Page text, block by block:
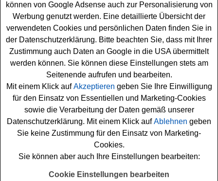
Wer gern einen schönenUrlaub gewinnenmöchte, sollte
bei diesem kostenlosen We are Travel Gewinnspiel zu
Ostern mitmachen. We are Travel verlost einen 6-tägigen
Erholungs- und Natururlaub am Weissensee in Kärnten
mit fünf Übernachtungen für zwei Personen. Mit etwas
Glück können Sie diesen schönen Urlaub gewinnen.
Falls Sie an dem We are Travel Oster-Gewinnspiel
kostenlos teilnehmen möchten, müssen Sie die auf der
Seite versteckten Ostereier finden und das Lösungswort
richtig zusammensetzen. Haben Sie dies geschafft,
können Sie ich die schöne Gewinnchance sichern und
mit etwas Glück den tollen Urlaub gewinnen. Viel Spaß
bei der Suche und viel Glück!
können von Google Adsense auch zur Personalisierung von
Werbung genutzt werden. Eine detaillierte Übersicht der
verwendeten Cookies und persönlichen Daten finden Sie in
der Datenschutzerklärung. Bitte beachten Sie, dass mit Ihrer
Zustimmung auch Daten an Google in die USA übermittelt
werden können. Sie können diese Einstellungen stets am
Seitenende aufrufen und bearbeiten.
Mit einem Klick aufAkzeptieren geben Sie Ihre Einwilligung
für den Einsatz von Essentiellen und Marketing-Cookies
sowie die Verarbeitung der Daten gemäß unserer
Datenschutzerklärung. Mit einem Klick aufAblehnen geben
Sie keine Zustimmung für den Einsatz von Marketing-
Cookies.
Sie können aber auch Ihre Einstellungen bearbeiten:
Cookie Einstellungen bearbeiten